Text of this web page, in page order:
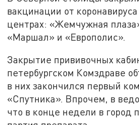
вакцинации от
центрах: «Жемчужная
«Маршал» и «Европолис».
Закрытие прививочных
петербургском Комздраве
в них закончился первый
«Спутника». Впрочем, в
что в конце недели в город